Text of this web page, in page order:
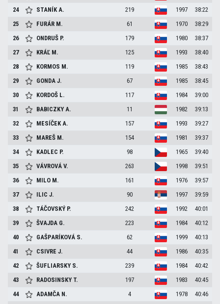
24
STANÍKA. 219 1997
38:22
25
FURÁR M. 61 1970
38:29
26
ONDRUŠ P. 179 1980
38:37
27
KRÁĽ M. 125 1993
38:40
28
KORMOS M. 119 1985
38:43
29
GONDAJ. 67 1985
38:45
30
KORDOŠ L. 117 1984
39:00
31
BABICZKYA. 11 1982
39:13
32
MESÍČEKA. 157 1993
39:27
33
MAREŠ M. 154 1981
39:37
34
KADLEC P. 98 1965
39:40
35
VÁVROVÁV. 263 1998
39:51
36
MILO M. 161 1976
39:57
37
ILICJ. 90 1997
39:59
38
TÁČOVSKÝ P. 242 1992
40:01
39
ŠVAJDA G. 223 1984
40:12
40
GAŠPARÍKOVÁ S. 62 1999
40:13
41
CSIVREJ. 44 1986
40:35
42
ŠUFLIARSKY S. 239 1984
40:42
43
RADOSINSKY T. 197 1983
40:45
44
ADAMČA N. 4 1978 40:46